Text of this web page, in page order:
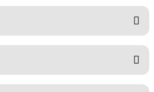
Yorum Yaz